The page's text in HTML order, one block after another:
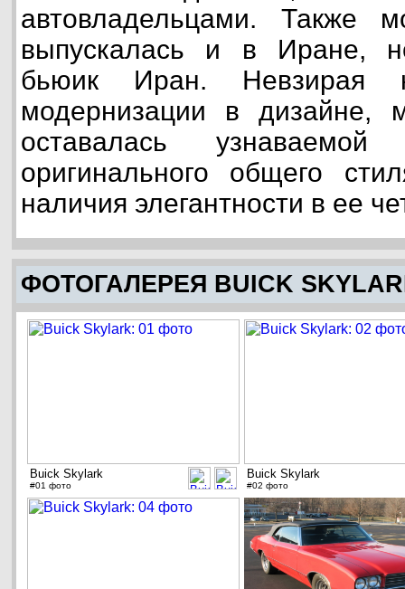
автовладельцами. Также
выпускалась и в Иране,
бьюик Иран. Невзирая
модернизации в дизайне,
оставалась
оригинального общего
наличия элегантности в ее
ФОТОГАЛЕРЕЯ BUICK
Buick Skylark
#01 фото
Buick Skylark
#02 фото